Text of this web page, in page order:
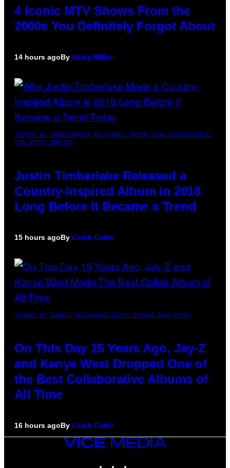
4 Iconic MTV Shows From the
2000s You Definitely Forgot About
14 hours agoBy Haley Miller
(PHOTO BY CHRISTOPHER POLK/NBCU PHOTO BANK/NBCUNIVERSAL
VIA GETTY IMAGES)
Justin Timberlake Released a
Country-Inspired Album in 2018
Long Before It Became a Trend
15 hours agoBy Caleb Catlin
(PHOTO BY DANIEL BOCZARSKI/GETTY IMAGES FOR VEVO)
On This Day 15 Years Ago, Jay-Z
and Kanye West Dropped One of
the Best Collaborative Albums of
All Time
16 hours agoBy Caleb Catlin
VICE
MEDIA